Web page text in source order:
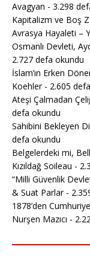
Avagyan - 3.298
Kapitalizm ve Boş
Avrasya Hayaleti –
Osmanlı Devleti,
2.727 defa okundu
İslam’ın Erken
Koehler- 2.605
Ateşi Çalmadan
defa okundu
Sahibini Bekleyen
defa okundu
Belgelerdeki mi,
Kızıldağ Soileau -
“Milli Güvenlik
& Suat Parlar-
1878’den
Nurşen Mazıcı -